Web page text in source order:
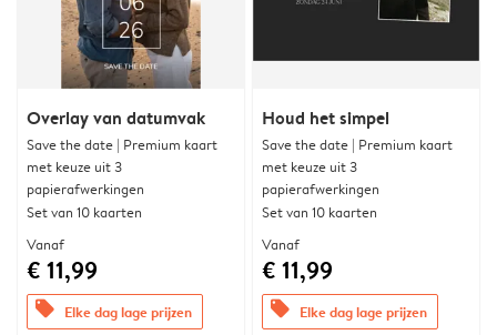
Overlay van datumvak
Save the date | Premium kaart
met keuze uit 3
papierafwerkingen
Set van 10 kaarten
Vanaf
€ 11,99
offers Elke dag lage prijzen
Houd het simpel
Save the date | Premium kaart
met keuze uit 3
papierafwerkingen
Set van 10 kaarten
Vanaf
€ 11,99
offers Elke dag lage prijzen